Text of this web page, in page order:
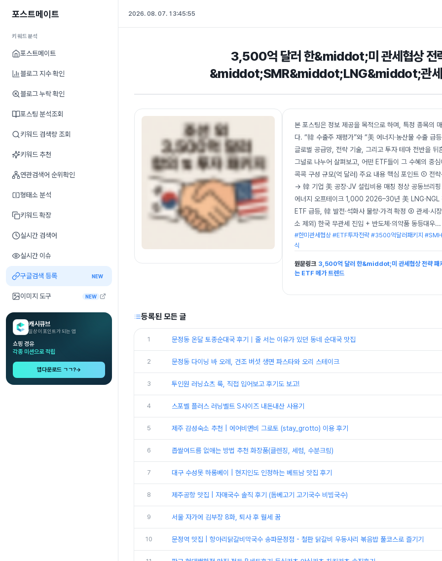
포스트메이트
키워드분석
포스트메이트
블로그 지수 확인
블로그 누락 확인
포스팅 분석조회
키워드 검색량 조회
키워드 추천
연관검색어 순위확인
형태소 분석
키워드 확장
실시간 검색어
실시간 이슈
구글검색 등록 NEW
이미지 도구 NEW
캐시큐브
일상이 포인트가 되는 앱
쇼핑 경유
각종 미션으로 적립
앱다운로드 ㄱㄱ?→
2026. 08. 07. 13:45:56
3,500억 달러 한&middot;미 관세협상 전
&middot;SMR&middot;LNG&middot;관세
본 포스팅은 정보 제공을 목적으로 하며, 특정 종목의
다. “韓 수출주 재평가”와 “美 에너지·농산물 수출
글로벌 공급망, 전략 기술, 그리고 투자 테마 전반을
그널로 나누어 살펴보고, 어떤 ETF들이 그 수혜의 중
콕콕 구성 규모(억 달러) 주요 내용 핵심 포인트 ① 전
→ 韓 기업 美 공장·JV 설립비용 매칭 정상 공동브
에너지 오프테이크 1,000 2026–30년 美 LNG·NGL
ETF 급등, 韓 발전·석화사 물량·가격 확정 ③ 관세·
소 제외) 한국 무관세 진입 + 반도체·의약품 동등대우...
#한미관세협상 #ETF투자전략 #3500억달러패키지
식
원문링크 3,500억 달러 한&middot;미 관세협상 전략
는 ETF 메가 트렌드
등록된 모든 글
1 문정동 온달 토종순대국 후기｜줄 서는 이유가 있던 동네 순대국 맛집
2 문정동 다이닝 바 오레, 건조 버섯 생면 파스타와 오리 스테이크
3 투인원 러닝쇼츠 룩, 직접 입어보고 후기도 보고!
4 스포벨 플러스 러닝벨트 S사이즈 내돈내산 사용기
5 제주 감성숙소 추천 | 에어비앤비 그로토 (stay_grotto) 이용 후기
6 좁쌀여드름 없애는 방법 추천 화장품(클렌징, 세럼, 수분크림)
7 대구 수성못 하롱베이 | 현지인도 인정하는 베트남 맛집 후기
8 제주공항 맛집 | 자매국수 솔직 후기 (돔베고기 고기국수 비빔국수)
9 서울 자가에 김부장 8화, 퇴사 후 월세 꿈
10 문정역 맛집 | 항아리닭갈비막국수 송파문정점 - 철판 닭갈비 우동사리 볶음밥 풀코스로 즐기기